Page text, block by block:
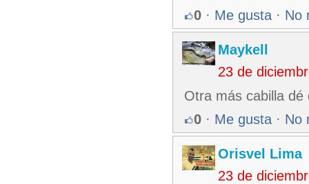
0 · Me gusta · No
Maykell
23 de
Otra más cabilla dé
0 · Me gusta · No
Orisvel Lima
23 de